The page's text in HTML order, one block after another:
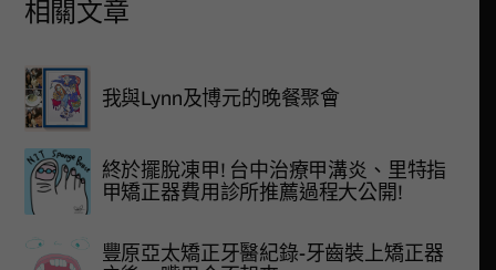
相關文章
我與Lynn及博元的晚餐聚會
終於擺脫凍甲! 台中治療甲溝炎、里特指
甲矯正器費用診所推薦過程大公開!
豐原亞太矯正牙醫紀錄-牙齒裝上矯正器